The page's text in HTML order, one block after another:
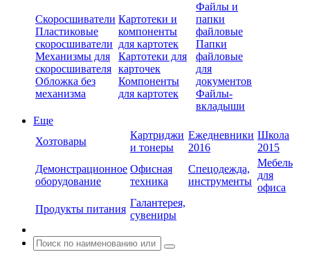
Скоросшиватели
Пластиковые
скоросшиватели
Механизмы для
скоросшивателя
Обложка без
механизма
Картотеки и
компоненты
для картотек
Картотеки для
карточек
Компоненты
для картотек
Файлы и
папки
файловые
Папки
файловые
для
документов
Файлы-
вкладыши
Еще
Хозтовары
Картриджи
и тонеры
Ежедневники
2016
Школа
2015
Демонстрационное
оборудование
Офисная
техника
Спецодежда,
инструменты
Мебель
для
офиса
Продукты питания
Галантерея,
сувениры